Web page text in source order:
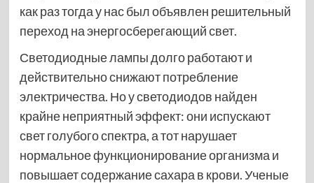
как раз тогда у нас был объявлен решительный
переход на энерго­сберегающий свет.
Светодиодные лампы долго работают и
действительно снижают потребление
электричества. Но у светодиодов найден
крайне неприятный эффект: они испускают
свет голубого спектра, а тот нарушает
нормальное функционирование организма и
повышает содержание сахара в крови. Ученые